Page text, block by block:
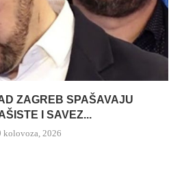
ZAGREB SPAŠAVAJU
I SAVEZ...
kolovoza, 2026